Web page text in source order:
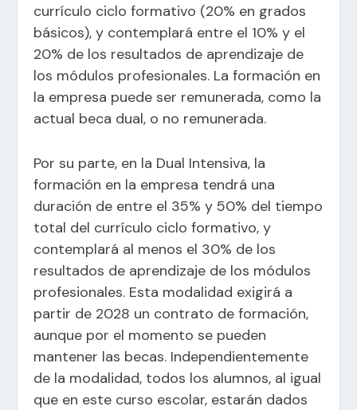
currículo ciclo formativo (20% en grados
básicos), y contemplará entre el 10% y el
20% de los resultados de aprendizaje de
los módulos profesionales. La formación en
la empresa puede ser remunerada, como la
actual beca dual, o no remunerada.
Por su parte, en la Dual Intensiva, la
formación en la empresa tendrá una
duración de entre el 35% y 50% del tiempo
total del currículo ciclo formativo, y
contemplará al menos el 30% de los
resultados de aprendizaje de los módulos
profesionales. Esta modalidad exigirá a
partir de 2028 un contrato de formación,
aunque por el momento se pueden
mantener las becas. Independientemente
de la modalidad, todos los alumnos, al igual
que en este curso escolar, estarán dados